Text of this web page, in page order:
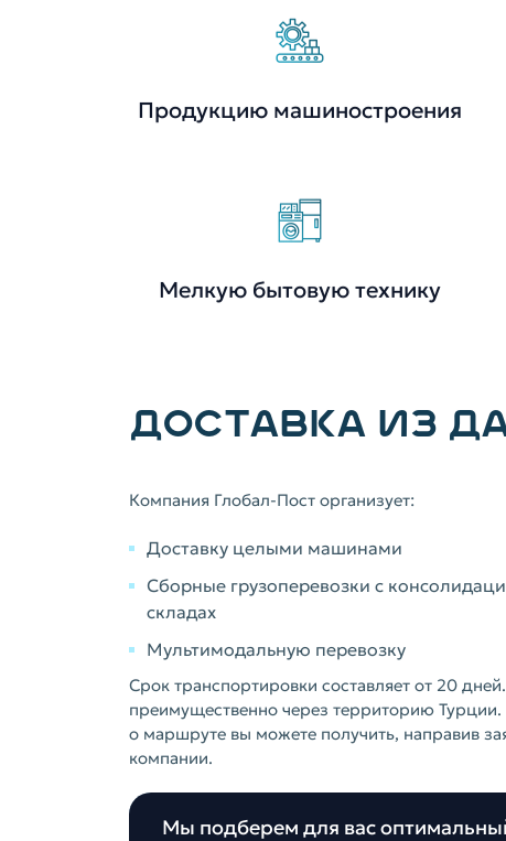
Продукцию машиностроения
Мелкую бытовую технику
ДОСТАВКА ИЗ
Компания Глобал-Пост организует:
Доставку целыми машинами
Сборные грузоперевозки с
складах
Мультимодальную перевозку
Срок транспортировки составляет от 20
преимущественно через территорию
о маршруте вы можете получить, направив
компании.
Мы подберем для вас